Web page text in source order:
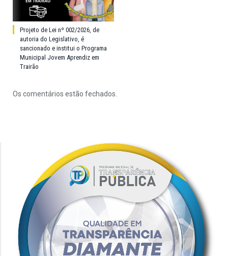
Projeto de Lei nº 002/2026, de
autoria do Legislativo, é
sancionado e institui o Programa
Municipal Jovem Aprendiz em
Trairão
Os comentários estão fechados.